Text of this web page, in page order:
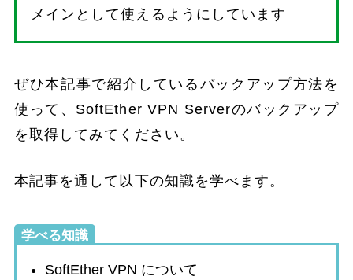
メインとして使えるようにしています
ぜひ本記事で紹介しているバックアップ方法を
使って、SoftEther VPN Serverのバックアップ
を取得してみてください。
本記事を通して以下の知識を学べます。
学べる知識
SoftEther VPN について